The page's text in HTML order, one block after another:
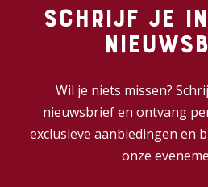
Schrijf je
Wil je niets missen?
nieuwsbrief en ontvang
exclusieve aanbiedingen en
onze